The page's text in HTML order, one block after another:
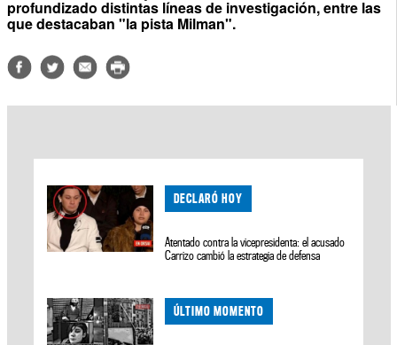
profundizado distintas líneas de investigación, entre las
que destacaban "la pista Milman".
DECLARÓ HOY
Atentado contra la vicepresidenta: el acusado
Carrizo cambió la estrategia de defensa
ÚLTIMO MOMENTO